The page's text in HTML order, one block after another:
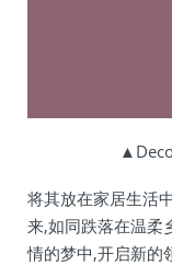
将其放在家居生活
来,如同跌落在温柔
情的梦中,开启新的